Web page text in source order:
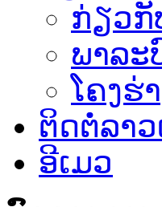
ກ່ຽວກັ
ພາລະ
ໂຄງຮ່
ຕິດຕໍ່ລາວ
ອີເມວ